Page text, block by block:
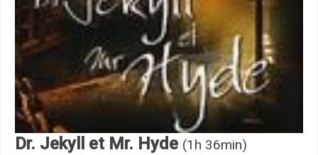
Dr. Jekyll et Mr. Hyde (1h 36min)